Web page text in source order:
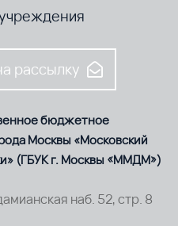
рассылку
бюджетное
Москвы «Московский
(ГБУК г. Москвы «ММДМ»)
наб. 52, стр. 8